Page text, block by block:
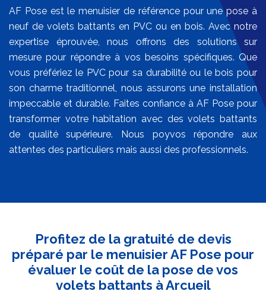
AF Pose est le menuisier de référence pour une pose à
neuf de volets battants en PVC ou en bois. Avec notre
expertise éprouvée, nous offrons des solutions sur
mesure pour répondre à vos besoins spécifiques. Que
vous préfériez le PVC pour sa durabilité ou le bois pour
son charme traditionnel, nous assurons une installation
impeccable et durable. Faites confiance à AF Pose pour
transformer votre habitation avec des volets battants
de qualité supérieure. Nous poyvos répondre aux
attentes des particuliers mais aussi des professionnels.
Profitez de la gratuité de devis
préparé par le menuisier AF Pose pour
évaluer le coût de la pose de vos
volets battants à Arcueil